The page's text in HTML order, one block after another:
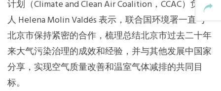
计划（Climate and Clean Air Coalition，CCAC）负责
人 Helena Molin Valdés 表示，联合国环境署一直与
北京市保持紧密的合作，梳理总结北京市过去二十年
来大气污染治理的成效和经验，并与其他发展中国家
分享，实现空气质量改善和温室气体减排的共同目
标。